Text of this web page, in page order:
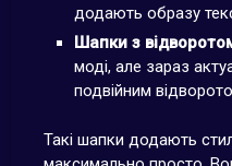
додають образу
Шапки з
моді, але зараз
подвійним
Такі шапки додають